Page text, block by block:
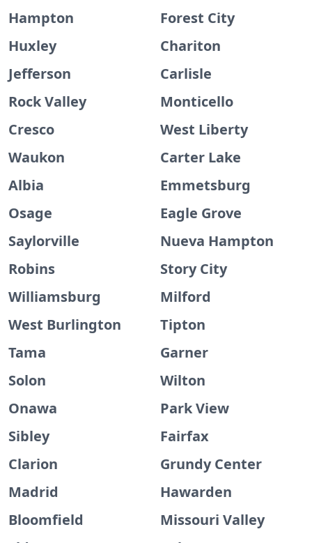
Hampton
Forest City
Huxley
Chariton
Jefferson
Carlisle
Rock Valley
Monticello
Cresco
West Liberty
Waukon
Carter Lake
Albia
Emmetsburg
Osage
Eagle Grove
Saylorville
Nueva Hampton
Robins
Story City
Williamsburg
Milford
West Burlington
Tipton
Tama
Garner
Solon
Wilton
Onawa
Park View
Sibley
Fairfax
Clarion
Grundy Center
Madrid
Hawarden
Bloomfield
Missouri Valley